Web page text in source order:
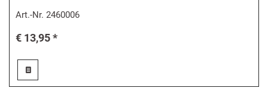
Art.-Nr.2460006
€ 13,95 *